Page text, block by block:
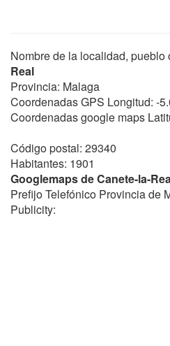
Nombre de la localidad, pueblo
Real
Provincia: Malaga
Coordenadas GPS Longitud: -
Coordenadas google maps
Código postal: 29340
Habitantes: 1901
Googlemaps de Canete-la-
Prefijo Telefónico Provincia de
Publicity: